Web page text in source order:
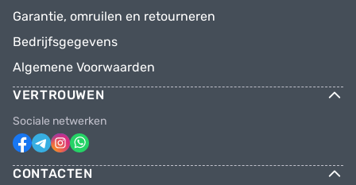
Garantie, omruilen en retourneren
Bedrijfsgegevens
Algemene Voorwaarden
VERTROUWEN
Sociale netwerken
CONTACTEN